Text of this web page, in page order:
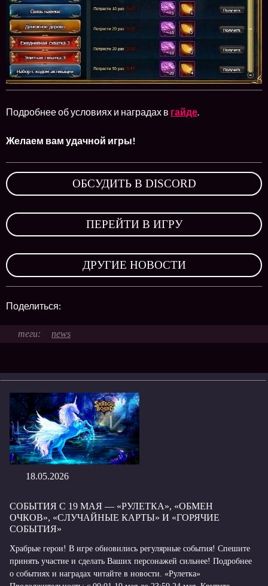
Подробнее об условиях и наградах в гайде.
Желаем вам удачной игры!
ОБСУДИТЬ В DISCORD
ПЕРЕЙТИ В ИГРУ
ДРУГИЕ НОВОСТИ
Поделиться:
news
18.05.2026
СОБЫТИЯ С 19 МАЯ — «РУЛЕТКА», «ОБМЕН
ОЧКОВ», «СЛУЧАЙНЫЕ КАРТЫ» И «ГОРЯЧИЕ
СОБЫТИЯ»
Храбрые герои! В игре обновились регулярные события! Спешите
принять участие и сделать Ваших персонажей сильнее! Подробнее
о событиях и наградах читайте в новости. «Рулетка»